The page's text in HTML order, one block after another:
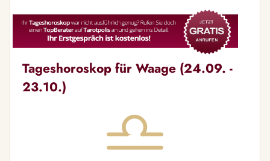
Tageshoroskop für Waage (24.09. -
23.10.)